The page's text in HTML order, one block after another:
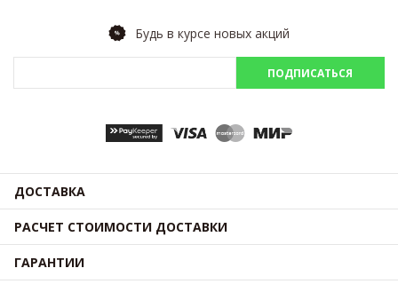
Будь в курсе новых акций
ПОДПИСАТЬСЯ
ДОСТАВКА
РАСЧЕТ СТОИМОСТИ ДОСТАВКИ
ГАРАНТИИ